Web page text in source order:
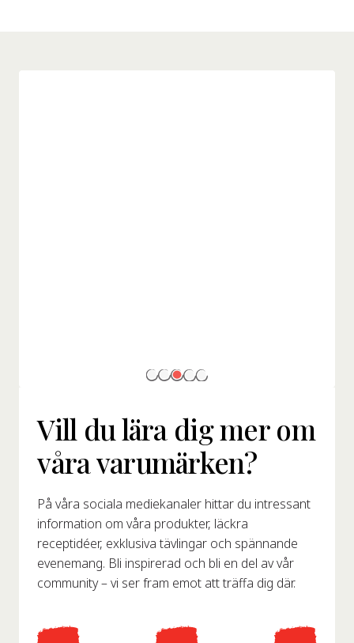
Vill du lära dig mer om
våra varumärken?
På våra sociala mediekanaler hittar du intressant
information om våra produkter, läckra
receptidéer, exklusiva tävlingar och spännande
evenemang. Bli inspirerad och bli en del av vår
community – vi ser fram emot att träffa dig där.